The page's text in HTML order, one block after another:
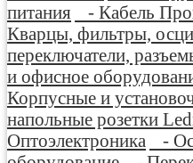
питания
- Кабель
Кварцы, фильтры,
переключатели,
и офисное
Корпусные и
напольные розетки
Оптоэлектроника
-